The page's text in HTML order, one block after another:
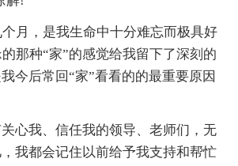
月，是我生命中十分难忘而极具好
那种“家”的感觉给我留下了深刻的
今后常回“家”看看的的最重要原因
心我、信任我的领导、老师们，无
我都会记住以前给予我支持和帮忙